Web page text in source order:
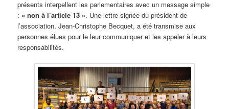
présents interpellent les parlementaires avec un message simple
: « non à l’article 13 ». Une lettre signée du président de
l’association, Jean-Christophe Becquet, a été transmise aux
personnes élues pour le leur communiquer et les appeler à leurs
responsabilités.